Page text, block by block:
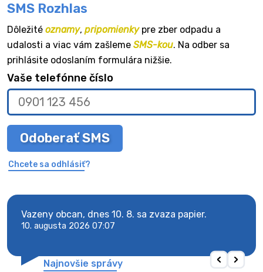
SMS Rozhlas
Dôležité oznamy, pripomienkypre zber odpadu a
udalosti a viac vám zašleme SMS-kou. Na odber sa
prihlásite odoslaním formulára nižšie.
Vaše telefónne číslo
Odoberať SMS
Chcete sa odhlásiť?
Vazeny obcan, dnes 10. 8. sa zvaza papier.
10. augusta 2026 07:07
Najnovšie správy